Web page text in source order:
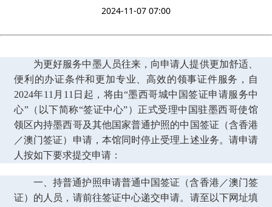
2024-11-07 07:00
为更好服务中墨人员往来，向申请人提供更加舒适、
便利的办证条件和更加专业、高效的领事证件服务，自
2024年11月11日起，将由“墨西哥城中国签证申请服务中
心”（以下简称“签证中心”）正式受理中国驻墨西哥使馆
领区内持墨西哥及其他国家普通护照的中国签证（含香港
／澳门签证）申请，本馆同时停止受理上述业务。请申请
人按如下要求提交申请：
一、持普通护照申请普通中国签证（含香港／澳门签
证）的人员，请前往签证中心递交申请。请至以下网址填